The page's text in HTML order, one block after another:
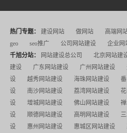
热门专题： 建设网站 做网站 高端网
geo
seo推广 公司网站建设 企业网
千旭分站：
网站建设总公司 北京网站建
建设
广东网站建设 广州网站建设
设
越秀网站建设 海珠网站建设
设
南沙网站建设 荔湾网站建设
设
增城网站建设 佛山网站建设
设
顺德网站建设 高明网站建设
设
惠州网站建设 惠城区网站建设